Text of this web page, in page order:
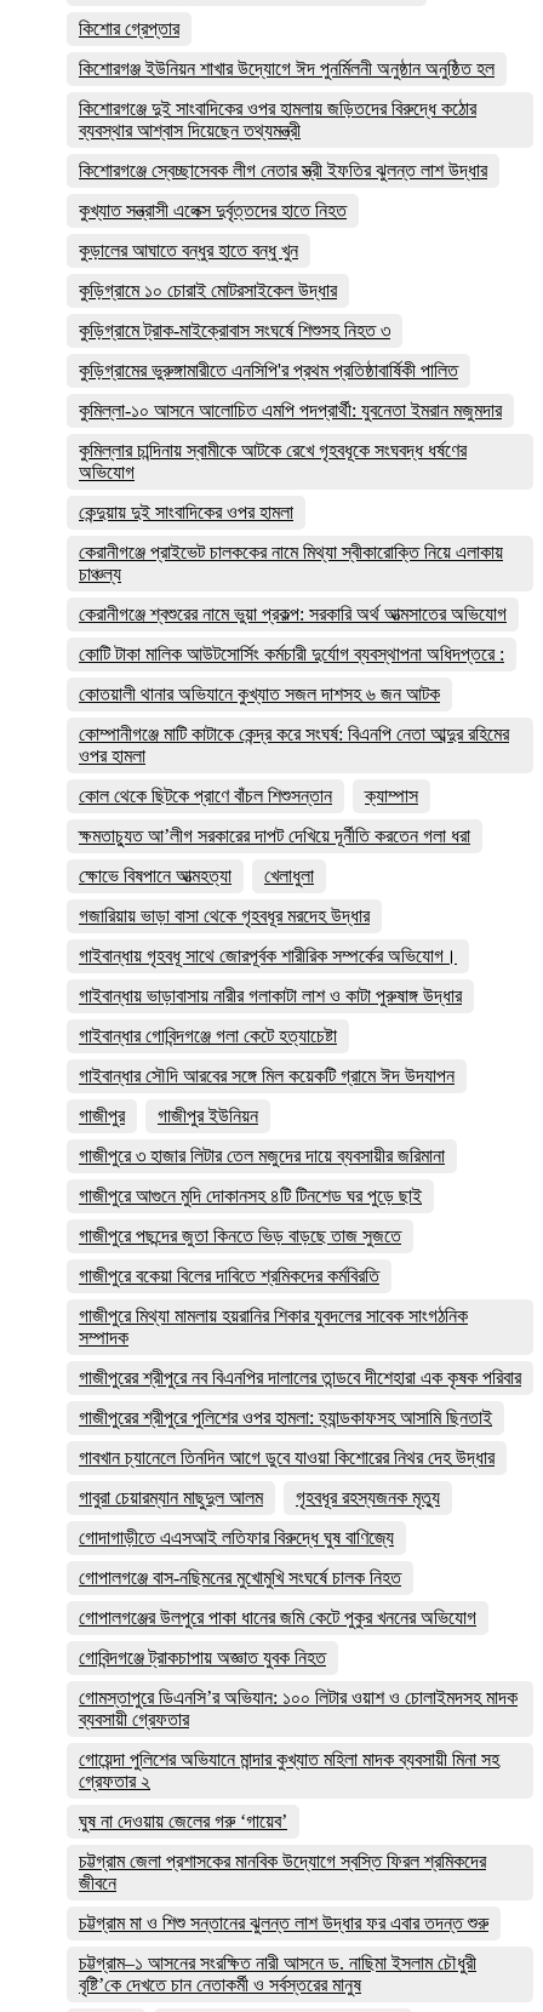
কিশোর গ্রেপ্তার
কিশোরগঞ্জ ইউনিয়ন শাখার উদ্যোগে ঈদ পুনর্মিলনী অনুষ্ঠান অনুষ্ঠিত হল
কিশোরগঞ্জে দুই সাংবাদিকের ওপর হামলায় জড়িতদের বিরুদ্ধে কঠোর
ব্যবস্থার আশ্বাস দিয়েছেন তথ্যমন্ত্রী
কিশোরগঞ্জে স্বেচ্ছাসেবক লীগ নেতার স্ত্রী ইফতির ঝুলন্ত লাশ উদ্ধার
কুখ্যাত সন্ত্রাসী এলেক্স দুর্বৃত্তদের হাতে নিহত
কুড়ালের আঘাতে বন্ধুর হাতে বন্ধু খুন
কুড়িগ্রামে ১০ চোরাই মোটরসাইকেল উদ্ধার
কুড়িগ্রামে ট্রাক-মাইক্রোবাস সংঘর্ষে শিশুসহ নিহত ৩
কুড়িগ্রামের ভুরুঙ্গামারীতে এনসিপি'র প্রথম প্রতিষ্ঠাবার্ষিকী পালিত
কুমিল্লা-১০ আসনে আলোচিত এমপি পদপ্রার্থী: যুবনেতা ইমরান মজুমদার
কুমিল্লার চান্দিনায় স্বামীকে আটকে রেখে গৃহবধূকে সংঘবদ্ধ ধর্ষণের
অভিযোগ
কেন্দুয়ায় দুই সাংবাদিকের ওপর হামলা
কেরানীগঞ্জে প্রাইভেট চালককের নামে মিথ্যা স্বীকারোক্তি নিয়ে এলাকায়
চাঞ্চল্য
কেরানীগঞ্জে শ্বশুরের নামে ভুয়া প্রকল্প: সরকারি অর্থ আত্মসাতের অভিযোগ
কোটি টাকা মালিক আউটসোর্সিং কর্মচারী দুর্যোগ ব্যবস্থাপনা অধিদপ্তরে :
কোতয়ালী থানার অভিযানে কুখ্যাত সজল দাশসহ ৬ জন আটক
কোম্পানীগঞ্জে মাটি কাটাকে কেন্দ্র করে সংঘর্ষ: বিএনপি নেতা আব্দুর রহিমের
ওপর হামলা
কোল থেকে ছিটকে প্রাণে বাঁচল শিশুসন্তান
ক্যাম্পাস
ক্ষমতাচ্যুত আ’লীগ সরকারের দাপট দেখিয়ে দূর্নীতি করতেন গলা ধরা
ক্ষোভে বিষপানে আত্মহত্যা
খেলাধুলা
গজারিয়ায় ভাড়া বাসা থেকে গৃহবধূর মরদেহ উদ্ধার
গাইবান্ধায় গৃহবধূ সাথে জোরপূর্বক শারীরিক সম্পর্কের অভিযোগ।
গাইবান্ধায় ভাড়াবাসায় নারীর গলাকাটা লাশ ও কাটা পুরুষাঙ্গ উদ্ধার
গাইবান্ধার গোবিন্দগঞ্জে গলা কেটে হত্যাচেষ্টা
গাইবান্ধার সৌদি আরবের সঙ্গে মিল কয়েকটি গ্রামে ঈদ উদযাপন
গাজীপুর
গাজীপুর ইউনিয়ন
গাজীপুরে ৩ হাজার লিটার তেল মজুদের দায়ে ব্যবসায়ীর জরিমানা
গাজীপুরে আগুনে মুদি দোকানসহ ৪টি টিনশেড ঘর পুড়ে ছাই
গাজীপুরে পছন্দের জুতা কিনতে ভিড় বাড়ছে তাজ সুজতে
গাজীপুরে বকেয়া বিলের দাবিতে শ্রমিকদের কর্মবিরতি
গাজীপুরে মিথ্যা মামলায় হয়রানির শিকার যুবদলের সাবেক সাংগঠনিক
সম্পাদক
গাজীপুরের শ্রীপুরে নব বিএনপির দালালের তান্ডবে দীশেহারা এক কৃষক পরিবার
গাজীপুরের শ্রীপুরে পুলিশের ওপর হামলা: হ্যান্ডকাফসহ আসামি ছিনতাই
গাবখান চ্যানেলে তিনদিন আগে ডুবে যাওয়া কিশোরের নিথর দেহ উদ্ধার
গাবুরা চেয়ারম্যান মাছুদুল আলম
গৃহবধূর রহস্যজনক মৃত্যু
গোদাগাড়ীতে এএসআই লতিফার বিরুদ্ধে ঘুষ বাণিজ্যে
গোপালগঞ্জে বাস-নছিমনের মুখোমুখি সংঘর্ষে চালক নিহত
গোপালগঞ্জের উলপুরে পাকা ধানের জমি কেটে পুকুর খননের অভিযোগ
গোবিন্দগঞ্জে ট্রাকচাপায় অজ্ঞাত যুবক নিহত
গোমস্তাপুরে ডিএনসি’র অভিযান: ১০০ লিটার ওয়াশ ও চোলাইমদসহ মাদক
ব্যবসায়ী গ্রেফতার
গোয়েন্দা পুলিশের অভিযানে মান্দার কুখ্যাত মহিলা মাদক ব্যবসায়ী মিনা সহ
গ্রেফতার ২
ঘুষ না দেওয়ায় জেলের গরু ‘গায়েব’
চট্টগ্রাম জেলা প্রশাসকের মানবিক উদ্যোগে স্বস্তি ফিরল শ্রমিকদের
জীবনে
চট্টগ্রাম মা ও শিশু সন্তানের ঝুলন্ত লাশ উদ্ধার ফর এবার তদন্ত শুরু
চট্টগ্রাম–১ আসনের সংরক্ষিত নারী আসনে ড. নাছিমা ইসলাম চৌধুরী
বৃষ্টি’কে দেখতে চান নেতাকর্মী ও সর্বস্তরের মানুষ